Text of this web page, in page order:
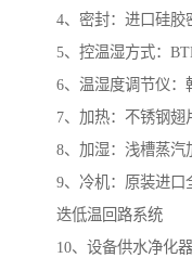
4、密封：进口硅胶
5、控温湿方式：
6、温湿度调节仪
7、加热：不锈钢翅
8、加湿：浅槽蒸汽
9、冷机：原装进口
迭低温回路系统
10、设备供水净化器